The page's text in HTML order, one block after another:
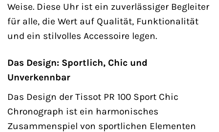
Weise. Diese Uhr ist ein zuverlässiger Begleiter
für alle, die Wert auf Qualität, Funktionalität
und ein stilvolles Accessoire legen.
Das Design: Sportlich, Chic und
Unverkennbar
Das Design der Tissot PR 100 Sport Chic
Chronograph ist ein harmonisches
Zusammenspiel von sportlichen Elementen